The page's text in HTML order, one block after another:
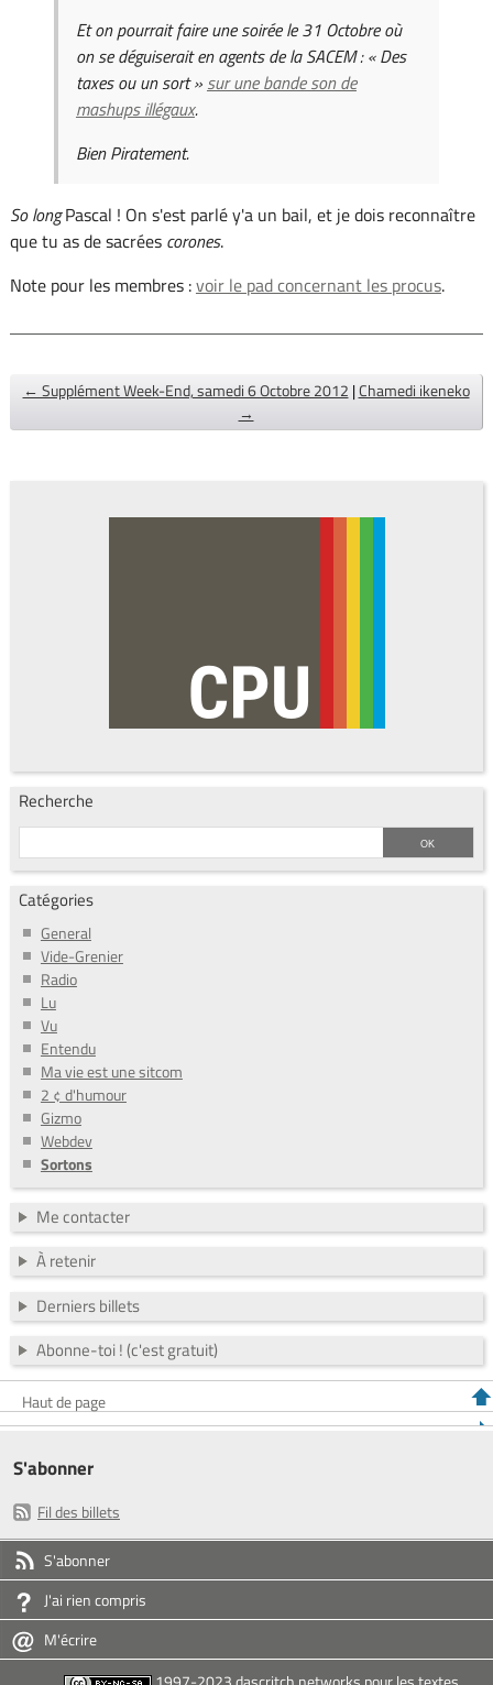
Et on pourrait faire une soirée le 31 Octobre où
on se déguiserait en agents de la SACEM : « Des
taxes ou un sort » sur une bande son de
mashups illégaux.
Bien Piratement.
So longPascal ! On s'est parlé y'a un bail, et je dois reconnaître
que tu as de sacrées corones.
Note pour les membres :voir le pad concernant les procus.
← Supplément Week-End, samedi 6 Octobre 2012 |Chamedi ikeneko
→
Recherche
Catégories
General
Vide-Grenier
Radio
Lu
Vu
Entendu
Ma vie est une sitcom
2 ¢ d'humour
Gizmo
Webdev
Sortons
Me contacter
À retenir
Derniers billets
Abonne-toi ! (c'est gratuit)
Haut de page
S'abonner
Fil des billets
S'abonner
J'ai rien compris
M'écrire